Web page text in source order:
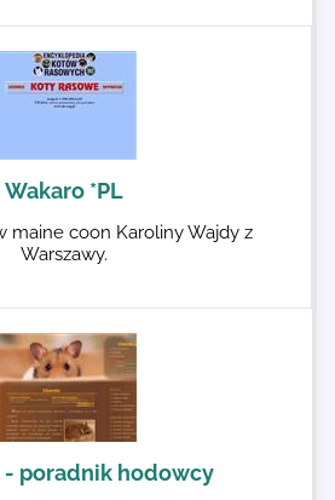
Wakaro *PL
maine coon Karoliny Wajdy z
Warszawy.
- poradnik hodowcy